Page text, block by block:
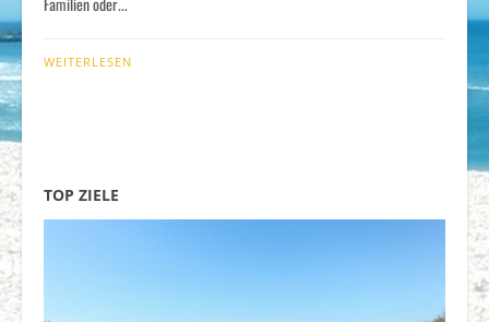
WEITERLESEN
TOP ZIELE